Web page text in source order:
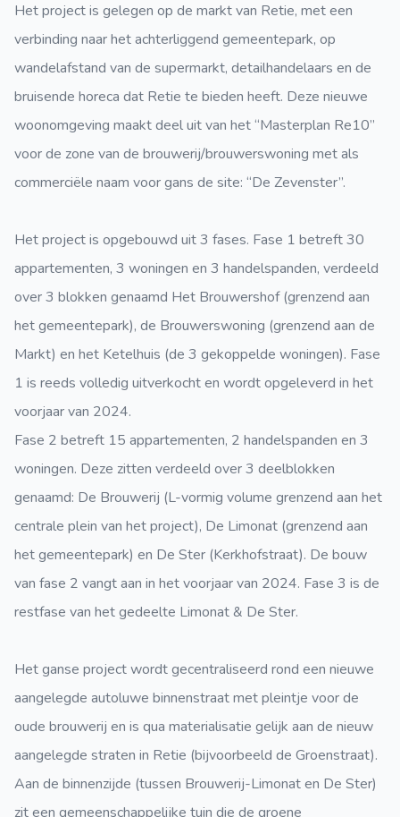
Het project is gelegen op de markt van Retie, met een
verbinding naar het achterliggend gemeentepark, op
wandelafstand van de supermarkt, detailhandelaars en de
bruisende horeca dat Retie te bieden heeft. Deze nieuwe
woonomgeving maakt deel uit van het “Masterplan Re10”
voor de zone van de brouwerij/brouwerswoning met als
commerciële naam voor gans de site: “De Zevenster”.
Het project is opgebouwd uit 3 fases. Fase 1 betreft 30
appartementen, 3 woningen en 3 handelspanden, verdeeld
over 3 blokken genaamd Het Brouwershof (grenzend aan
het gemeentepark), de Brouwerswoning (grenzend aan de
Markt) en het Ketelhuis (de 3 gekoppelde woningen). Fase
1 is reeds volledig uitverkocht en wordt opgeleverd in het
voorjaar van 2024.
Fase 2 betreft 15 appartementen, 2 handelspanden en 3
woningen. Deze zitten verdeeld over 3 deelblokken
genaamd: De Brouwerij (L-vormig volume grenzend aan het
centrale plein van het project), De Limonat (grenzend aan
het gemeentepark) en De Ster (Kerkhofstraat). De bouw
van fase 2 vangt aan in het voorjaar van 2024. Fase 3 is de
restfase van het gedeelte Limonat & De Ster.
Het ganse project wordt gecentraliseerd rond een nieuwe
aangelegde autoluwe binnenstraat met pleintje voor de
oude brouwerij en is qua materialisatie gelijk aan de nieuw
aangelegde straten in Retie (bijvoorbeeld de Groenstraat).
Aan de binnenzijde (tussen Brouwerij-Limonat en De Ster)
zit een gemeenschappelijke tuin die de groene